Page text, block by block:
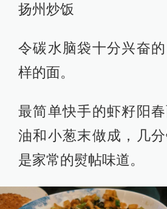
扬州炒饭
令碳水脑袋十分兴奋
样的面。
最简单快手的虾籽阳
油和小葱末做成，几分
是家常的熨帖味道。